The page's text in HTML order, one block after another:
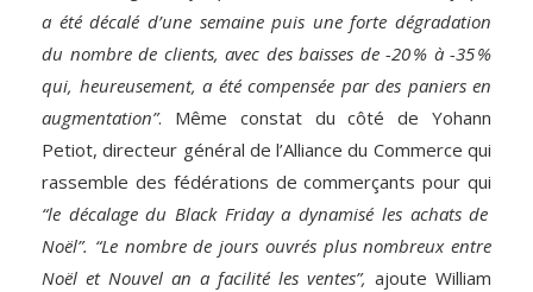
a été décalé d’une semaine puis une forte dégradation
du nombre de clients, avec des baisses de -20 % à -35 %
qui, heureusement, a été compensée par des paniers en
augmentation”. Même constat du côté de Yohann
Petiot, directeur général de l’Alliance du Commerce qui
rassemble des fédérations de commerçants pour qui
“le décalage du Black Friday a dynamisé les achats de
Noël”. “Le nombre de jours ouvrés plus nombreux entre
Noël et Nouvel an a facilité les ventes”, ajoute William